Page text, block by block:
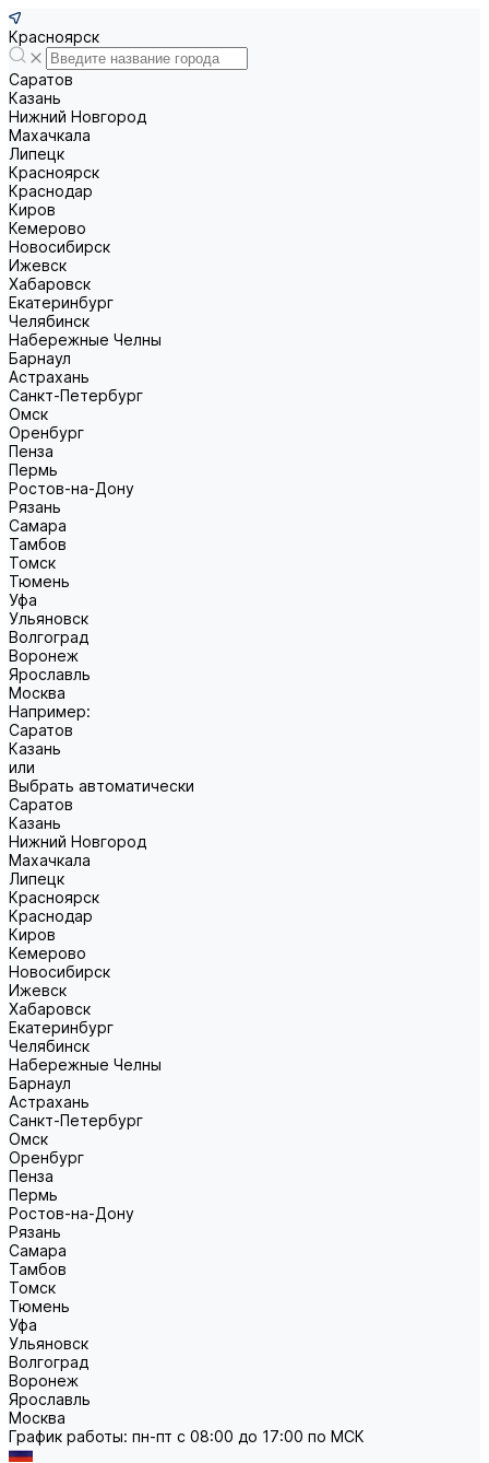
Красноярск
Саратов
Казань
Нижний Новгород
Махачкала
Липецк
Красноярск
Краснодар
Киров
Кемерово
Новосибирск
Ижевск
Хабаровск
Екатеринбург
Челябинск
Набережные Челны
Барнаул
Астрахань
Санкт-Петербург
Омск
Оренбург
Пенза
Пермь
Ростов-на-Дону
Рязань
Самара
Тамбов
Томск
Тюмень
Уфа
Ульяновск
Волгоград
Воронеж
Ярославль
Москва
Например:
Саратов
Казань
или
Выбрать автоматически
Саратов
Казань
Нижний Новгород
Махачкала
Липецк
Красноярск
Краснодар
Киров
Кемерово
Новосибирск
Ижевск
Хабаровск
Екатеринбург
Челябинск
Набережные Челны
Барнаул
Астрахань
Санкт-Петербург
Омск
Оренбург
Пенза
Пермь
Ростов-на-Дону
Рязань
Самара
Тамбов
Томск
Тюмень
Уфа
Ульяновск
Волгоград
Воронеж
Ярославль
Москва
График работы: пн-пт с 08:00 до 17:00 по МСК